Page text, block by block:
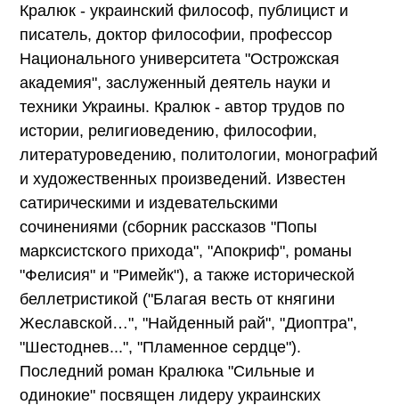
Кралюк - украинский философ, публицист и
писатель, доктор философии, профессор
Национального университета "Острожская
академия", заслуженный деятель науки и
техники Украины. Кралюк - автор трудов по
истории, религиоведению, философии,
литературоведению, политологии, монографий
и художественных произведений. Известен
сатирическими и издевательскими
сочинениями (сборник рассказов "Попы
марксистского прихода", "Апокриф", романы
"Фелисия" и "Римейк"), а также исторической
беллетристикой ("Благая весть от княгини
Жеславской…", "Найденный рай", "Диоптра",
"Шестоднев...", "Пламенное сердце").
Последний роман Кралюка "Сильные и
одинокие" посвящен лидеру украинских